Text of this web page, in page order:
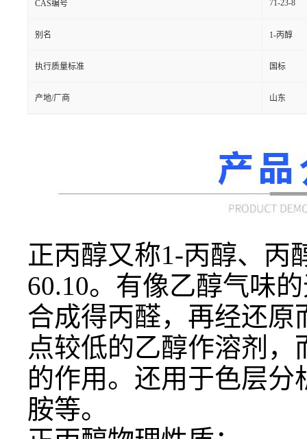
CAS编号 71-23-8
别名 1-丙醇
执行质量标准 国标
产地/厂商 山东
正丙醇又称1-丙醇、丙
60.10。有像乙醇气味
合成得丙醛，再经还
点较低的乙醇作溶剂
的作用。还用于色层
胺等。